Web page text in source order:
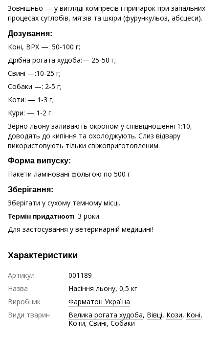
Зовнішньо — у вигляді компресів і припарок при запальних
процесах суглобів, мя'зів та шкіри (фурункульоз, абсцеси).
Дозування:
Коні, ВРХ —: 50-100 г;
Дрібна рогата худоба:— 25-50 г;
Свині —:10-25 г;
Собаки —: 2-5 г;
Коти: — 1-3 г;
Кури: — 1-2 г.
Зерно льону заливають окропом у співвідношенні 1:10,
доводять до кипіння та охолоджують. Слиз відвару
використовують тільки свіжоприготовленим.
Форма випуску:
Пакети ламіновані фольгою по 500 г
Зберiгання:
Зберігати у сухому темному місці.
Термін придатності: 3 роки.
Для застосування у ветеринарній медицині!
Характеристики
Артикул
001189
Назва
Насіння льону, 0,5 кг
Виробник
Фарматон Україна
Види тварин
Велика рогата худоба, Вівці, Кози, Коні,
Коти, Свині, Собаки